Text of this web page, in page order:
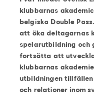
klubbarnas
belgiska Double
att öka deltagarnas
spelarutbildning och
fortsätta att utveckla
klubbarnas
utbildningen
och relationer inom